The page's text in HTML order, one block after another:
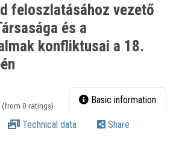
feloszlatásához vezető
és a
konfliktusai a 18.
(from 0 ratings) Basic information
Technical data Share